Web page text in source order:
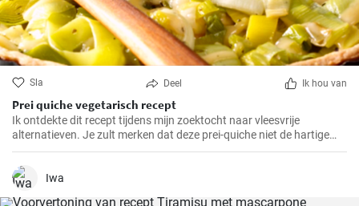
Sla Deel Ik hou van
Prei quiche vegetarisch recept
Ik ontdekte dit recept tijdens mijn zoektocht naar vleesvrije
alternatieven. Je zult merken dat deze prei-quiche niet de hartige
smaak mist van versies met vlees. Het is makkelijk te maken en
ideaal voor een gezonde lunch of avondmaaltijd en gemakkelijk van
tevoren klaar te maken. Daarom is dit recept al jaren een van mijn
Iwa